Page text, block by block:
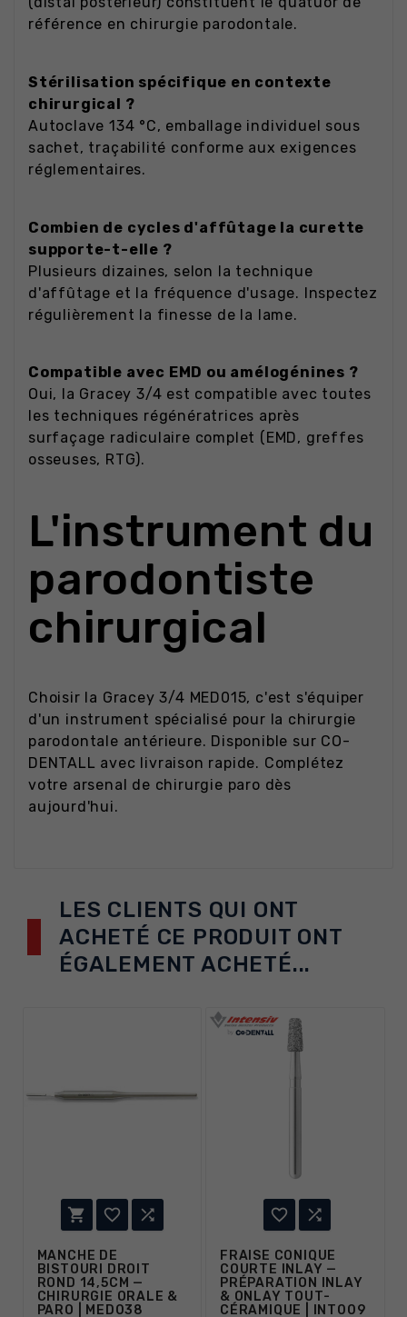
référence en chirurgie parodontale.
Stérilisation spécifique en contexte
chirurgical ?
Autoclave 134 °C, emballage individuel sous
sachet, traçabilité conforme aux exigences
réglementaires.
Combien de cycles d'affûtage la curette
supporte-t-elle ?
Plusieurs dizaines, selon la technique
d'affûtage et la fréquence d'usage. Inspectez
régulièrement la finesse de la lame.
Compatible avec EMD ou amélogénines ?
Oui, la Gracey 3/4 est compatible avec toutes
les techniques régénératrices après
surfaçage radiculaire complet (EMD, greffes
osseuses, RTG).
L'instrument du
parodontiste
chirurgical
Choisir la Gracey 3/4 MED015, c'est s'équiper
d'un instrument spécialisé pour la chirurgie
parodontale antérieure. Disponible sur CO-
DENTALL avec livraison rapide. Complétez
votre arsenal de chirurgie paro dès
aujourd'hui.
LES CLIENTS QUI ONT
ACHETÉ CE PRODUIT ONT
ÉGALEMENT ACHETÉ...
  
MANCHE DE
BISTOURI DROIT
ROND 14,5CM —
CHIRURGIE ORALE &
PARO | MED038
 
FRAISE CONIQUE
COURTE INLAY —
PRÉPARATION INLAY
& ONLAY TOUT-
CÉRAMIQUE | INT009